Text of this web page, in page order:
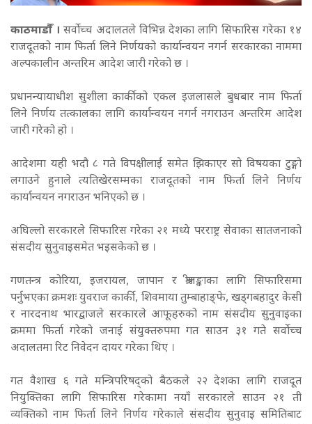
काठमाडौँं । सर्वोच्च अदालतले विभिन्न देशका लागि सिफारिस गरेका १४
राजदूतको नाम फिर्ता लिने निर्णयको कार्यान्वयन नगर्न सरकारका नाममा
अल्पकालीन अन्तरिम आदेश जारी गरेको छ ।
प्रधानन्यायाधीश सुशीला कार्कीको एकल इजलासले बुधबार नाम फिर्ता
लिने निर्णय तत्कालका लागि कार्यान्वयन नगर्न नगराउन अन्तरिम आदेश
जारी गरेको हो ।
आदेशमा यही भदौ ८ गते विपक्षीलाई समेत झिकाएर सो विषयका टुङ्गो
लगाउने हुनाले त्यतिखेरसम्मका राजदूतको नाम फिर्ता लिने निर्णय
कार्यान्वयन नगराउन भनिएको छ ।
अघिल्लो सरकारले सिफारिस गरेका २१ मध्ये परराष्ट्र सेवाका सातजनाको
संसदीय सुनुवाइसमेत भइसकेको छ ।
गणतन्त्र कोरिया, इजरायल, जापान र श्रीलङ्काका लागि सिफारिसमा
पर्नुभएका क्रमशः युवराज कार्की, शिवमाया तुम्बाहाङ्फे, खड्गबहादुर केसी
र नारदनाथ भारद्वाजले सरकारले आफूहरुको नाम संसदीय सुनुवाइका
क्रममा फिर्ता गरेको जनाई संयुक्तरुपमा गत साउन ३१ गते सर्वोच्च
अदालतमा रिट निवेदन दायर गरेका थिए ।
गत वैशाख ६ गते मन्त्रिपरिषद्को बैठकले २२ देशका लागि राजदूत
नियुक्तिका लागि सिफारिस गरेकामा नयाँ सरकारले साउन २१ ती
व्यक्तिको नाम फिर्ता लिने निर्णय गरेकाले संसदीय सुनुवाइ समितिबाट